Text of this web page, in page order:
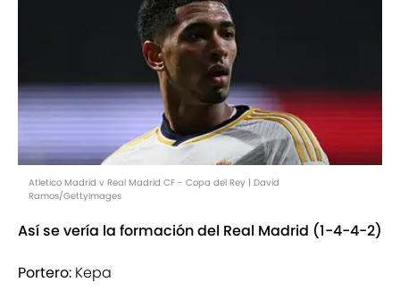
Atletico Madrid v Real Madrid CF - Copa del Rey | David
Ramos/GettyImages
Así se vería la formación del Real Madrid (1-4-4-2)
Portero: Kepa